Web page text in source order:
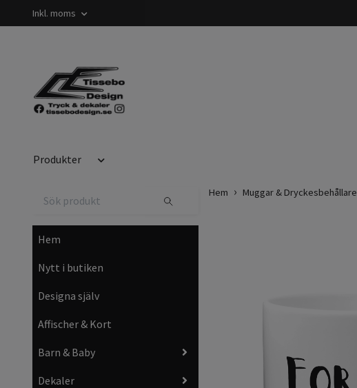
Inkl. moms
Produkter
Hem
Nytt i butiken
Designa själv
Affischer & Kort
Barn & Baby
Dekaler
Hem Muggar & Dryckesbehållare